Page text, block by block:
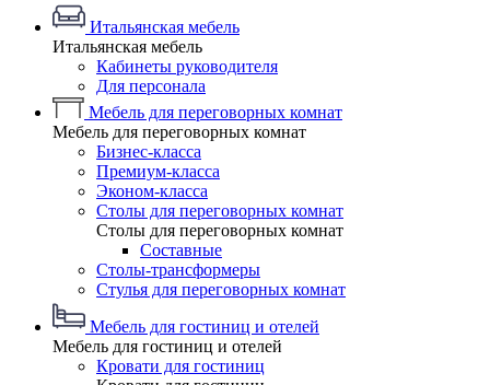
Итальянская мебель
Итальянская мебель
Кабинеты руководителя
Для персонала
Мебель для переговорных комнат
Мебель для переговорных комнат
Бизнес-класса
Премиум-класса
Эконом-класса
Столы для переговорных комнат
Столы для переговорных комнат
Составные
Столы-трансформеры
Стулья для переговорных комнат
Мебель для гостиниц и отелей
Мебель для гостиниц и отелей
Кровати для гостиниц